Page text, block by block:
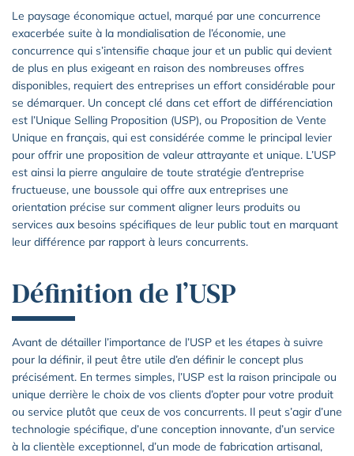
Le paysage économique actuel, marqué par une concurrence
exacerbée suite à la mondialisation de l’économie, une
concurrence qui s’intensifie chaque jour et un public qui devient
de plus en plus exigeant en raison des nombreuses offres
disponibles, requiert des entreprises un effort considérable pour
se démarquer. Un concept clé dans cet effort de différenciation
est l’Unique Selling Proposition (USP), ou Proposition de Vente
Unique en français, qui est considérée comme le principal levier
pour offrir une proposition de valeur attrayante et unique. L’USP
est ainsi la pierre angulaire de toute stratégie d’entreprise
fructueuse, une boussole qui offre aux entreprises une
orientation précise sur comment aligner leurs produits ou
services aux besoins spécifiques de leur public tout en marquant
leur différence par rapport à leurs concurrents.
Définition de l’USP
Avant de détailler l’importance de l’USP et les étapes à suivre
pour la définir, il peut être utile d’en définir le concept plus
précisément. En termes simples, l’USP est la raison principale ou
unique derrière le choix de vos clients d’opter pour votre produit
ou service plutôt que ceux de vos concurrents. Il peut s’agir d’une
technologie spécifique, d’une conception innovante, d’un service
à la clientèle exceptionnel, d’un mode de fabrication artisanal,